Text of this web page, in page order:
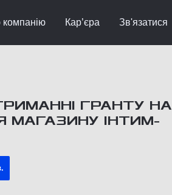
компанію Кар’єра Зв'язатися
ГРАНТУ НА
МАГАЗИНУ ІНТИМ-